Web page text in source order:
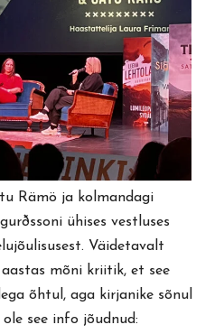
Rämö ja kolmandagi
ühises vestluses
Väidetavalt
mõni kriitik, et see
õhtul, aga kirjanike sõnul
see info jõudnud: